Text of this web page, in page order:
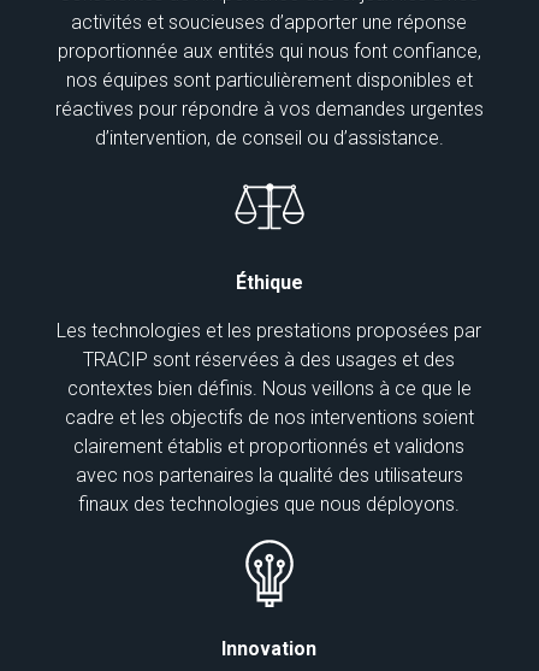
activités et soucieuses d’apporter une réponse
proportionnée aux entités qui nous font confiance,
nos équipes sont particulièrement disponibles et
réactives pour répondre à vos demandes urgentes
d’intervention, de conseil ou d’assistance.
Éthique
Les technologies et les prestations proposées par
TRACIP sont réservées à des usages et des
contextes bien définis. Nous veillons à ce que le
cadre et les objectifs de nos interventions soient
clairement établis et proportionnés et validons
avec nos partenaires la qualité des utilisateurs
finaux des technologies que nous déployons.
Innovation